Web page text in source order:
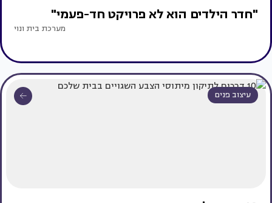
"חדר הילדים הוא לא פרויקט חד-פעמי"
מערכת בית ונוי
עיצוב פנים